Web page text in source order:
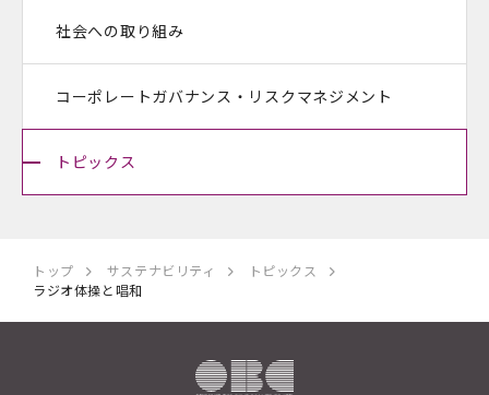
トップ サステナビリティ
トピックス
ラジオ体操と唱和
社会への取り組み
コーポレートガバナンス・ リスクマネジメント
トピックス